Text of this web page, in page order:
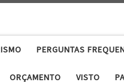
PERGUNTAS
ORÇAMENTO VISTO